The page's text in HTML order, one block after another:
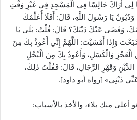
مَا لِي أَرَاكَ جَالِسًا فِي الْمَسْجِدِ فِي غَيْرِ وَقْتِ
يَا رَسُولَ اللَّهِ، قَالَ: أَفَلَا أُعَلِّمُكَ
هَمَّكَ، وَقَضَى عَنْكَ دَيْنَكَ؟ قَالَ: قُلْتُ: بَلَى يَا
وَإِذَا أَمْسَيْتَ: اللَّهُمَّ إِنِّي أَعُوذُ بِكَ مِنَ
الْعَجْزِ وَالْكَسَلِ، وَأَعُوذُ بِكَ مِنَ الْبُخْلِ
وَقَهْرِ الرِّجَالِ، قَالَ: فَقُلْتُ ذَلِكَ،
دَيْنِي» [رواه أبو داود].
منك بلاء، والأخذ بالأسباب: